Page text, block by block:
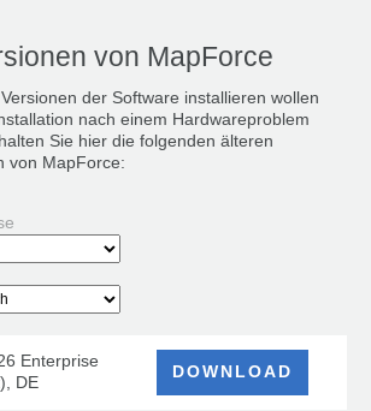
von MapForce
der Software installieren wollen
nach einem Hardwareproblem
Sie hier die folgenden älteren
von MapForce:
Enterprise
DE
DOWNLOAD